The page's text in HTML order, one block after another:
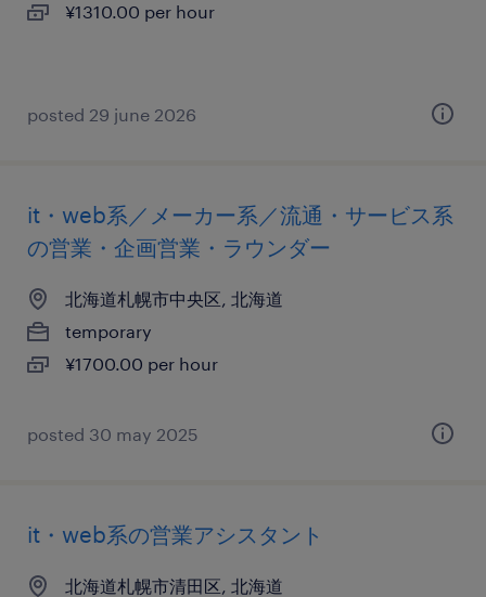
¥1310.00 per hour
posted 29 june 2026
it・web系／メーカー系／流通・サービス系
の営業・企画営業・ラウンダー
北海道札幌市中央区, 北海道
temporary
¥1700.00 per hour
posted 30 may 2025
it・web系の営業アシスタント
北海道札幌市清田区, 北海道